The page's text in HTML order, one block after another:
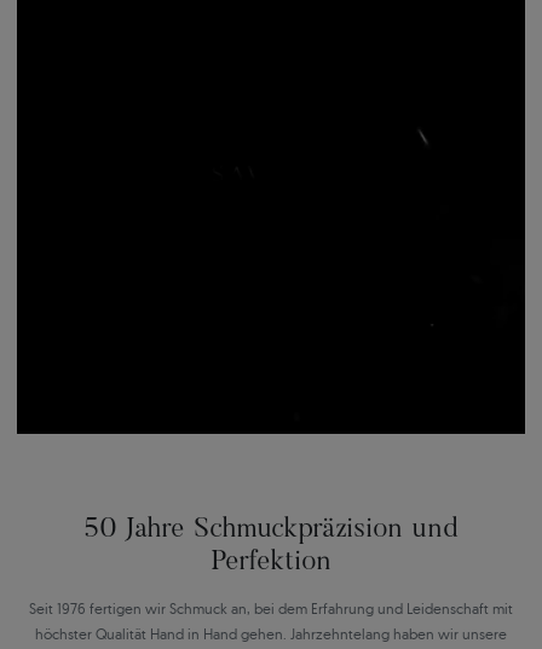
50 Jahre Schmuckpräzision und
Perfektion
Seit 1976 fertigen wir Schmuck an, bei dem Erfahrung und Leidenschaft mit
höchster Qualität Hand in Hand gehen. Jahrzehntelang haben wir unsere